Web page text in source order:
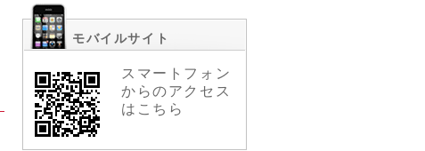
モバイルサイト
スマートフォン
からのアクセス
はこちら